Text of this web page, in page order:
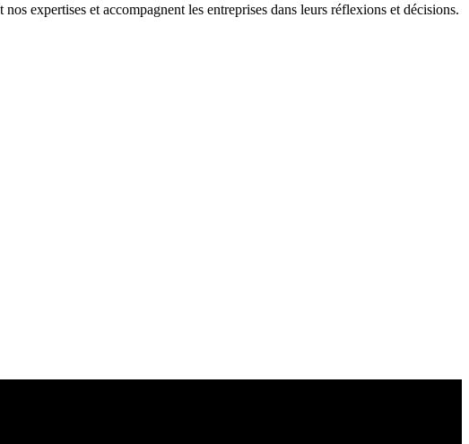
expertises et accompagnent les entreprises dans leurs réflexions et décisions.